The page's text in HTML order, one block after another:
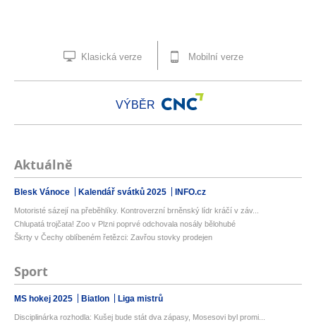
Klasická verze Mobilní verze
VÝBĚR
Aktuálně
Blesk Vánoce Kalendář svátků 2025 INFO.cz
Motoristé sázejí na přeběhlíky. Kontroverzní brněnský lídr kráčí v záv...
Chlupatá trojčata! Zoo v Plzni poprvé odchovala nosály bělohubé
Škrty v Čechy oblíbeném řetězci: Zavřou stovky prodejen
Sport
MS hokej 2025 Biatlon Liga mistrů
Disciplinárka rozhodla: Kušej bude stát dva zápasy, Mosesovi byl promi...